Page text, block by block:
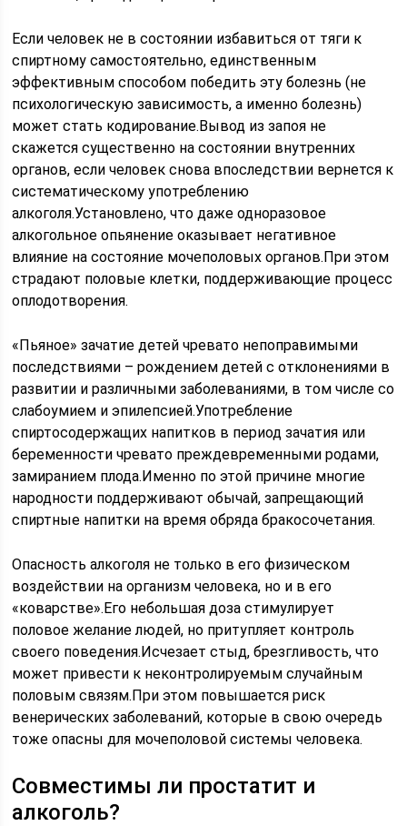
Если человек не в состоянии избавиться от тяги к
спиртному самостоятельно, единственным
эффективным способом победить эту болезнь (не
психологическую зависимость, а именно болезнь)
может стать кодирование.Вывод из запоя не
скажется существенно на состоянии внутренних
органов, если человек снова впоследствии вернется к
систематическому употреблению
алкоголя.Установлено, что даже одноразовое
алкогольное опьянение оказывает негативное
влияние на состояние мочеполовых органов.При этом
страдают половые клетки, поддерживающие процесс
оплодотворения.
«Пьяное» зачатие детей чревато непоправимыми
последствиями – рождением детей с отклонениями в
развитии и различными заболеваниями, в том числе со
слабоумием и эпилепсией.Употребление
спиртосодержащих напитков в период зачатия или
беременности чревато преждевременными родами,
замиранием плода.Именно по этой причине многие
народности поддерживают обычай, запрещающий
спиртные напитки на время обряда бракосочетания.
Опасность алкоголя не только в его физическом
воздействии на организм человека, но и в его
«коварстве».Его небольшая доза стимулирует
половое желание людей, но притупляет контроль
своего поведения.Исчезает стыд, брезгливость, что
может привести к неконтролируемым случайным
половым связям.При этом повышается риск
венерических заболеваний, которые в свою очередь
тоже опасны для мочеполовой системы человека.
Совместимы ли простатит и
алкоголь?